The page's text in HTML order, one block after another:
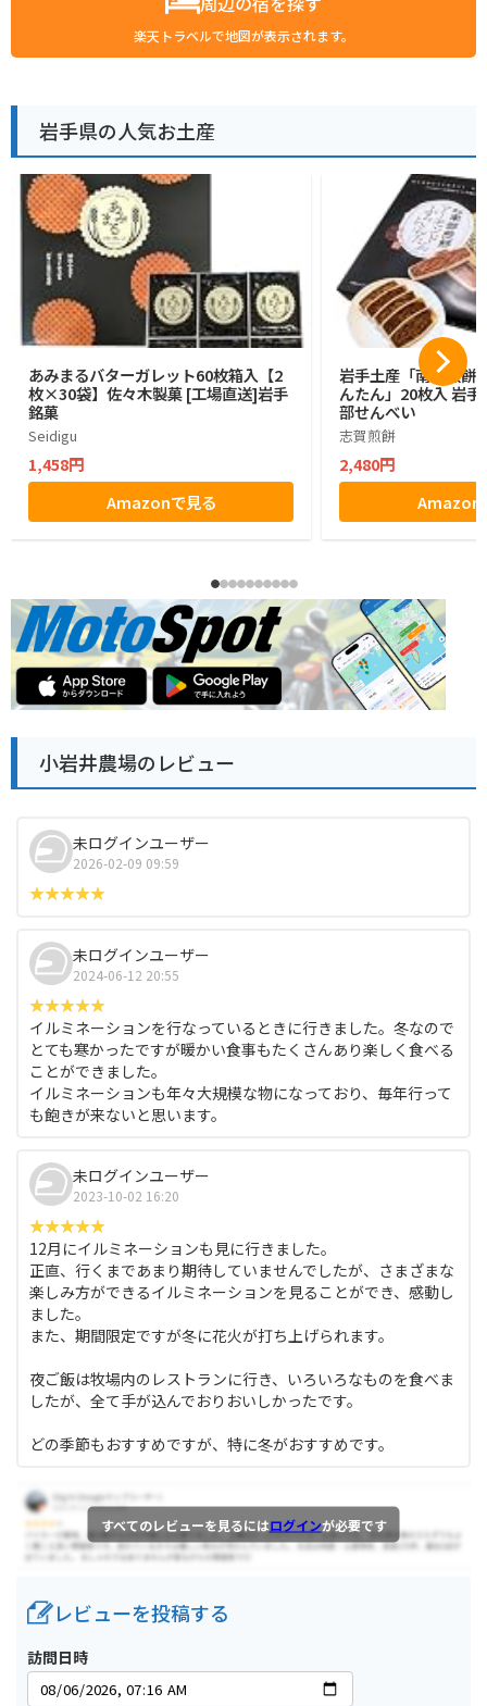
楽天トラベルで地図が表示されます。
岩手県の人気お土産
あみまるバターガレット60枚箱入【2
枚×30袋】佐々木製菓 [工場直送]岩手
銘菓
Seidigu
1,458円
Amazonで見る
岩手土産「南部煎餅
んたん」20枚入 岩
部せんべい
志賀煎餅
2,480円
Amazon
小岩井農場のレビュー
未ログインユーザー
2026-02-09 09:59
未ログインユーザー
2024-06-12 20:55
イルミネーションを行なっているときに行きました。冬なので
とても寒かったですが暖かい食事もたくさんあり楽しく食べる
ことができました。
イルミネーションも年々大規模な物になっており、毎年行って
も飽きが来ないと思います。
未ログインユーザー
2023-10-02 16:20
12月にイルミネーションも見に行きました。
正直、行くまであまり期待していませんでしたが、さまざまな
楽しみ方ができるイルミネーションを見ることができ、感動し
ました。
また、期間限定ですが冬に花火が打ち上げられます。
夜ご飯は牧場内のレストランに行き、いろいろなものを食べま
したが、全て手が込んでおりおいしかったです。
どの季節もおすすめですが、特に冬がおすすめです。
すべてのレビューを見るにはログインが必要です
レビューを投稿する
訪問日時